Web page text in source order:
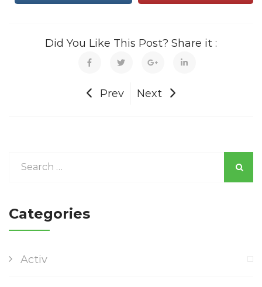
Did You Like This Post? Share it :
Prev Next
Categories
Activ